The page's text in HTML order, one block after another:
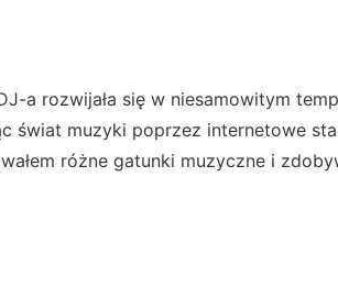
a rozwijała się w niesamowitym
świat muzyki poprzez internetowe
różne gatunki muzyczne i